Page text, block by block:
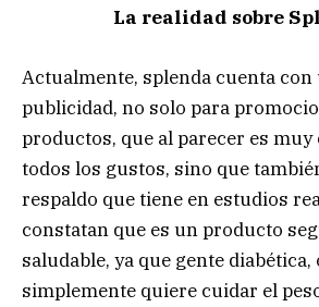
La realidad sobre
Actualmente, splenda cuenta con
publicidad, no solo para
productos, que al parecer es muy
todos los gustos, sino que
respaldo que tiene en estudios
constatan que es un producto
saludable, ya que gente diabética,
simplemente quiere cuidar el